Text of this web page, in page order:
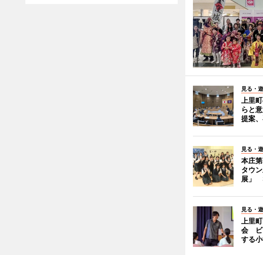
見る・
上里
らと
提案
見る・
本庄
タウ
展」
見る・
上里
会 ビ
する